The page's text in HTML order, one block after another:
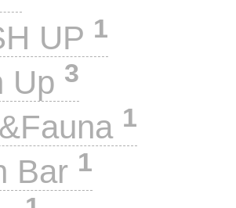
UP 1
Up 3
1
Bar 1